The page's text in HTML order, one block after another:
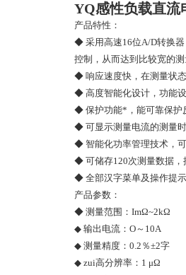
YQ感性负载直流
产品特性：
◆ 采用高速16位A/D转换器
控制，从而达到比较宽的
◆ 响应速度快，在测量状
◆ 高度智能化设计，功能
◆ 保护功能*，能可靠保护
◆ 可显示测量电流的测量
◆ 智能化功率管理技术，
◆ 可储存120次测量数据，
◆ 全部汉字菜单及操作提
产品参数：
◆ 测量范围：ImΩ~2kΩ
◆ 输出电流：O～10A
◆ 测量精度：0.2％±2字
◆ zui高分辨率：1 μΩ